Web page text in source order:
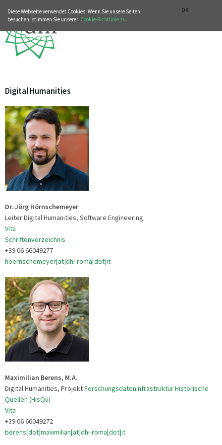
OK
Diese Webseite verwendet Cookies. Wenn Sie unsere Seiten
besuchen, stimmen Sie unserer Cookie-Richtlinie zu.
Digital Humanities
Dr. Jörg Hörnschemeyer
Leiter Digital Humanities, Software Engineering
Vita
Schriftenverzeichnis
+39 06 66049277
hoernschemeyer[at]dhi-roma[dot]it
Maximilian Berens, M.A.
Digital Humanities, ProjektForschungsdateninfrastruktur Historische
Quellen (HisQu)
Vita
+39 06 66049272
berens[dot]maximilian[at]dhi-roma[dot]it